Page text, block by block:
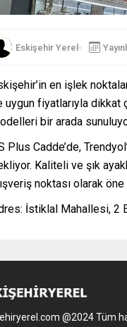
Eskişehir Yerel
en işlek
uygun fiyatlarıyla dikkat
bir arada
Plus Cadde’de,
Kaliteli ve şık
noktası olarak öne
İstiklal Mahallesi, 2
@2024 Tüm